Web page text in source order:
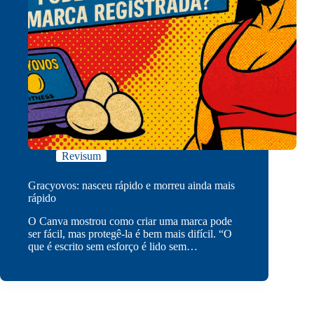
Revisum
Gracyovos: nasceu rápido e morreu ainda mais
rápido
O Canva mostrou como criar uma marca pode
ser fácil, mas protegê-la é bem mais difícil. “O
que é escrito sem esforço é lido sem…